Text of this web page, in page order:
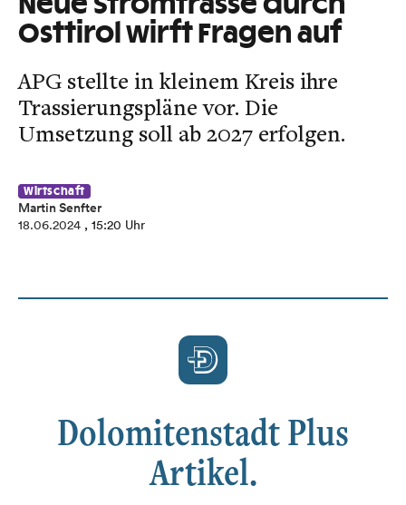
Neue Stromtrasse durch
Osttirol wirft Fragen auf
APG stellte in kleinem Kreis ihre
Trassierungspläne vor. Die
Umsetzung soll ab 2027 erfolgen.
Wirtschaft
Martin Senfter
18.06.2024 , 15:20 Uhr
Dolomitenstadt Plus
Artikel.